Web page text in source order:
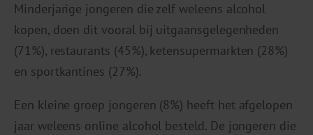
Minderjarige jongeren die zelf weleens alcohol
kopen, doen dit vooral bij uitgaansgelegenheden
(71%), restaurants (45%), ketensupermarkten (28%)
en sportkantines (27%).
Een kleine groep jongeren (8%) heeft het afgelopen
jaar weleens online alcohol besteld. De jongeren die